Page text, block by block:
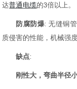
达普通电缆的3倍以上。
防腐防爆: 无缝铜
质侵害的性能，机械强
缺点:
刚性大，弯曲半径